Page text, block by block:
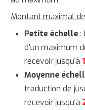
Montant maximal
Petite échelle:
d'un maximum
recevoir jusqu'à
Moyenne
traduction de
recevoir jusqu'à